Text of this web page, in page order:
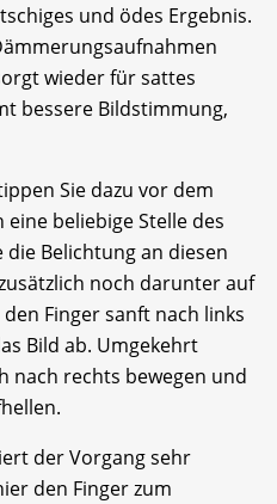
und ödes Ergebnis.
wieder für sattes
bessere Bildstimmung,
Sie dazu vor dem
beliebige Stelle des
die Belichtung an diesen
noch darunter auf
Finger sanft nach links
Bild ab. Umgekehrt
nach rechts bewegen und
der Vorgang sehr
den Finger zum